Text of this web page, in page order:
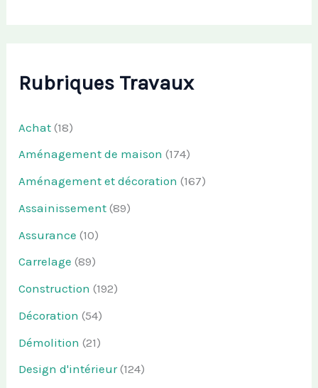
Rubriques Travaux
Achat (18)
Aménagement de maison (174)
Aménagement et décoration (167)
Assainissement (89)
Assurance (10)
Carrelage (89)
Construction (192)
Décoration (54)
Démolition (21)
Design d'intérieur(124)